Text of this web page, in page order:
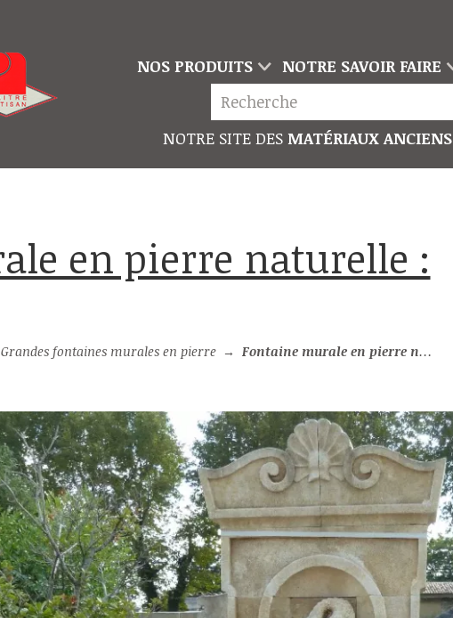
NOS PRODUITS NOTRE SAVOIR FAIRE
NOTRE SITE DES MATÉRIAUX ANCIENS
Grandes fontaines murales en pierre → Fontaine murale en pierre naturelle : Poisson I